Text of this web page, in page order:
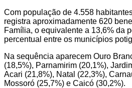
Com população de 4.558
registra aproximadamente 620
Família, o equivalente a 13,6% da
percentual entre os municípios
Na sequência aparecem Ouro
(18,5%), Parnamirim (20,1%),
Acari (21,8%), Natal (22,3%),
Mossoró (25,7%) e Caicó (30,2%).